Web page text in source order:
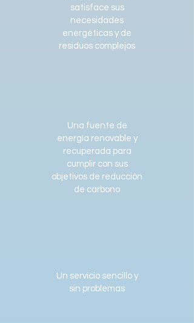
satisface sus
necesidades
energéticas y de
residuos complejos
Una fuente de
energía renovable y
recuperada para
cumplir con sus
objetivos de reducción
de carbono
Un servicio sencillo y
sin problemas